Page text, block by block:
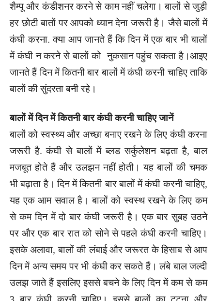
शैम्पू और कंडीशनर करने से काम नहीं चलेगा। बालों से जुड़ी
हर छोटी बातों पर आपको ध्यान देना जरूरी है। जैसे बालों में
कंघी करना. क्या आप जानते हैं कि दिन में एक बार भी बालों
में कंघी न करने से बालों को नुकसान पहुंच सकता है।आइए
जानते हैं दिन में कितनी बार बालों में कंघी करनी चाहिए ताकि
बालों की सुंदरता बनी रहे।
बालों में दिन में कितनी बार कंघी करनी चाहिए जानें
बालों को स्वस्थ्य और अच्छा बनाए रखने के लिए कंघी करना
जरूरी है. कंघी से बालों में ब्लड सर्कुलेशन बढ़ता है, बाल
मजबूत होते हैं और उलझन नहीं होती। यह बालों की चमक
भी बढ़ाता है। दिन में कितनी बार बालों में कंघी करनी चाहिए,
यह एक आम सवाल है। बालों को स्वस्थ रखने के लिए कम
से कम दिन में दो बार कंघी जरूरी है। एक बार सुबह उठने
पर और एक बार रात को सोने से पहले कंघी करनी चाहिए।
इसके अलावा, बालों की लंबाई और जरूरत के हिसाब से आप
दिन में अन्य समय पर भी कंघी कर सकते हैं। लंबे बाल जल्दी
उलझ जाते हैं इसलिए इससे बचने के लिए दिन में कम से कम